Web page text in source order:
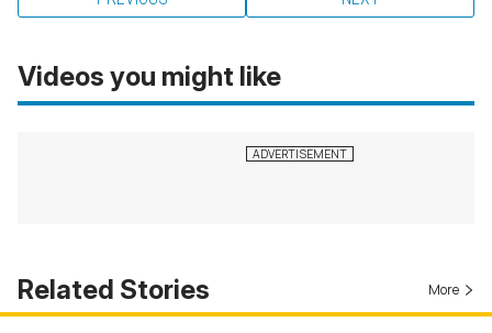
Videos you might like
Related Stories More